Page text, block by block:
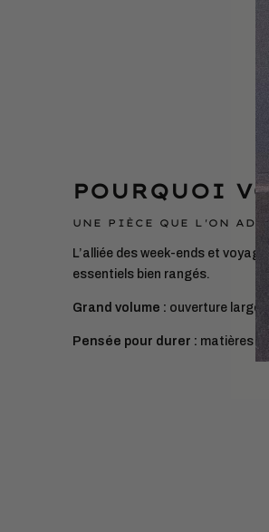
POURQUOI
UNE PIÈCE QUE L'ON
L’alliée des week-ends et
essentiels bien rangés.
Grand volume : ouverture large,
Pensée pour durer : matières